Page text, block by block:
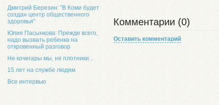
Дмитрий Березин: "В Коми будет
создан центр общественного
здоровья"
Юлия Пасынкова: Прежде всего,
надо вызвать ребенка на
откровенный разговор
Не кочегары мы, не плотники...
15 лет на службе людям
Все интервью
Комментарии (0)
Оставить комментарий